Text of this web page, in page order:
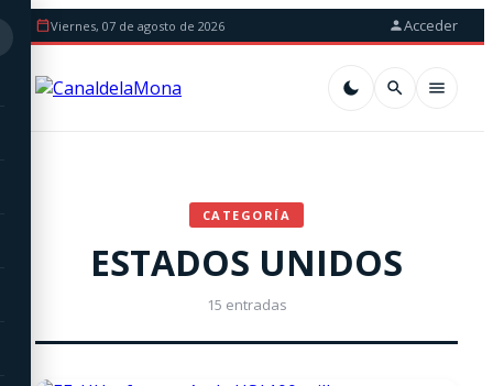
Viernes, 07 de agosto de 2026 Acceder
CATEGORÍA
ESTADOS UNIDOS
15 entradas